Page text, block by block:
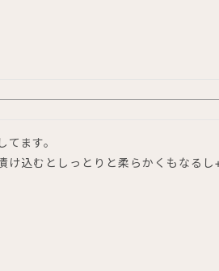
てます。
け込むとしっとりと柔らかくもなる